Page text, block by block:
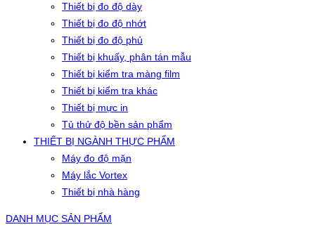
Thiết bị đo độ dày
Thiết bị đo độ nhớt
Thiết bị đo độ phủ
Thiết bị khuấy, phân tán mẫu
Thiết bị kiểm tra màng film
Thiết bị kiểm tra khác
Thiết bị mực in
Tủ thử độ bền sản phẩm
THIẾT BỊ NGÀNH THỰC PHẨM
Máy đo độ mặn
Máy lắc Vortex
Thiết bị nhà hàng
DANH MỤC SẢN PHẨM